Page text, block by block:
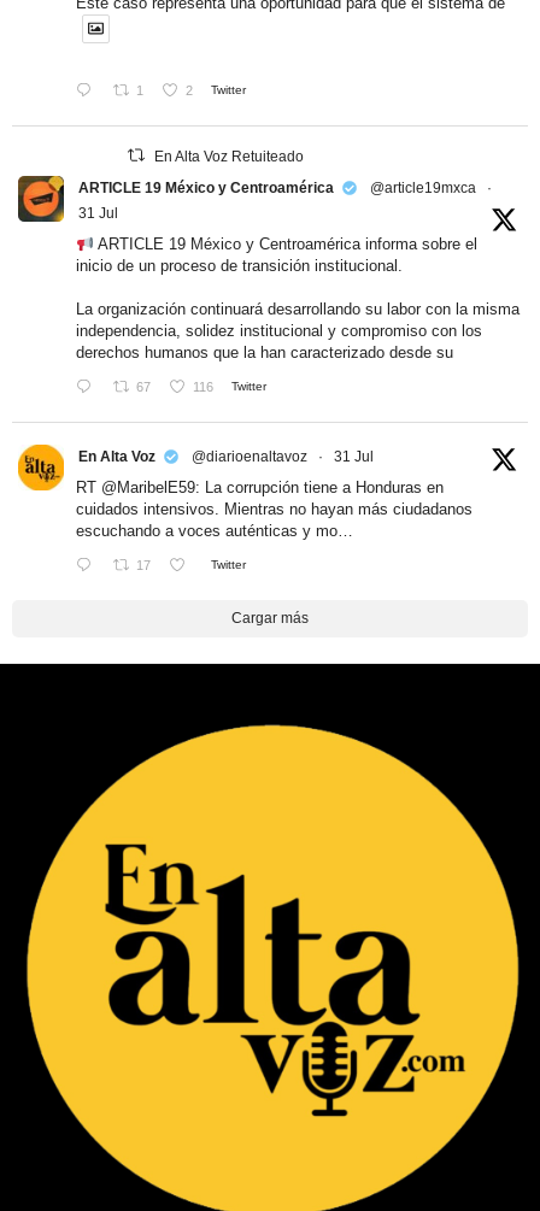
1 2 Twitter
En Alta Voz Retuiteado
ARTICLE 19 México y Centroamérica
@article19mxca
·
31 Jul
ARTICLE 19 México y Centroamérica informa sobre el
inicio de un proceso de transición institucional.
La organización continuará desarrollando su labor con la misma
independencia, solidez institucional y compromiso con los
derechos humanos que la han caracterizado desde su
67 116 Twitter
En Alta Voz @diarioenaltavoz · 31 Jul
RT @MaribelE59: La corrupción tiene a Honduras en
cuidados intensivos. Mientras no hayan más ciudadanos
escuchando a voces auténticas y mo…
17 Twitter
Cargar más